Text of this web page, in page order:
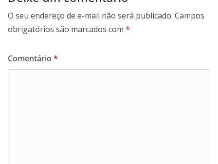
O seu endereço de e-mail não será publicado. Campos
obrigatórios são marcados com *
Comentário *